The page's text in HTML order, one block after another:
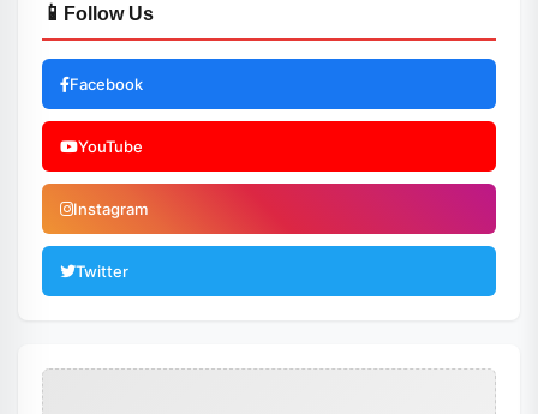
📱 Follow Us
Facebook
YouTube
Instagram
Twitter